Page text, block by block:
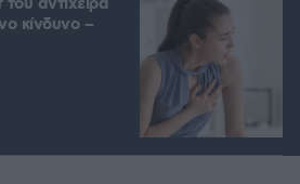
αντίχειρα
κίνδυνο –